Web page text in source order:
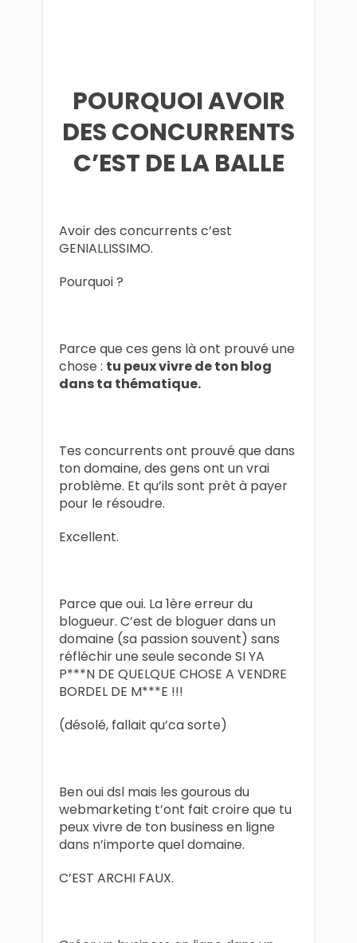
POURQUOI AVOIR
DES CONCURRENTS
C’EST DE LA BALLE
Avoir des concurrents c’est
GENIALLISSIMO.
Pourquoi ?
Parce que ces gens là ont prouvé une
chose : tu peux vivre de ton blog
dans ta thématique.
Tes concurrents ont prouvé que dans
ton domaine, des gens ont un vrai
problème. Et qu’ils sont prêt à payer
pour le résoudre.
Excellent.
Parce que oui. La 1ère erreur du
blogueur. C’est de bloguer dans un
domaine (sa passion souvent) sans
réfléchir une seule seconde SI YA
P***N DE QUELQUE CHOSE A VENDRE
BORDEL DE M***E !!!
(désolé, fallait qu’ca sorte)
Ben oui dsl mais les gourous du
webmarketing t’ont fait croire que tu
peux vivre de ton business en ligne
dans n’importe quel domaine.
C’EST ARCHI FAUX.